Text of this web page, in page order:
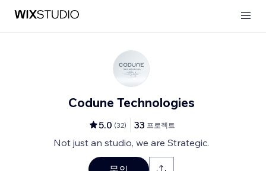
Codune Technologies
5.0 (32) 33 프로젝트
Not just an studio, we are Strategic.